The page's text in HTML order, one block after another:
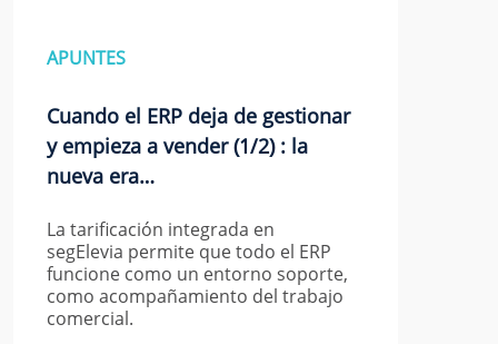
APUNTES
Cuando el ERP deja de gestionar
y empieza a vender (1/2) : la
nueva era…
La tarificación integrada en
segElevia permite que todo el ERP
funcione como un entorno soporte,
como acompañamiento del trabajo
comercial.